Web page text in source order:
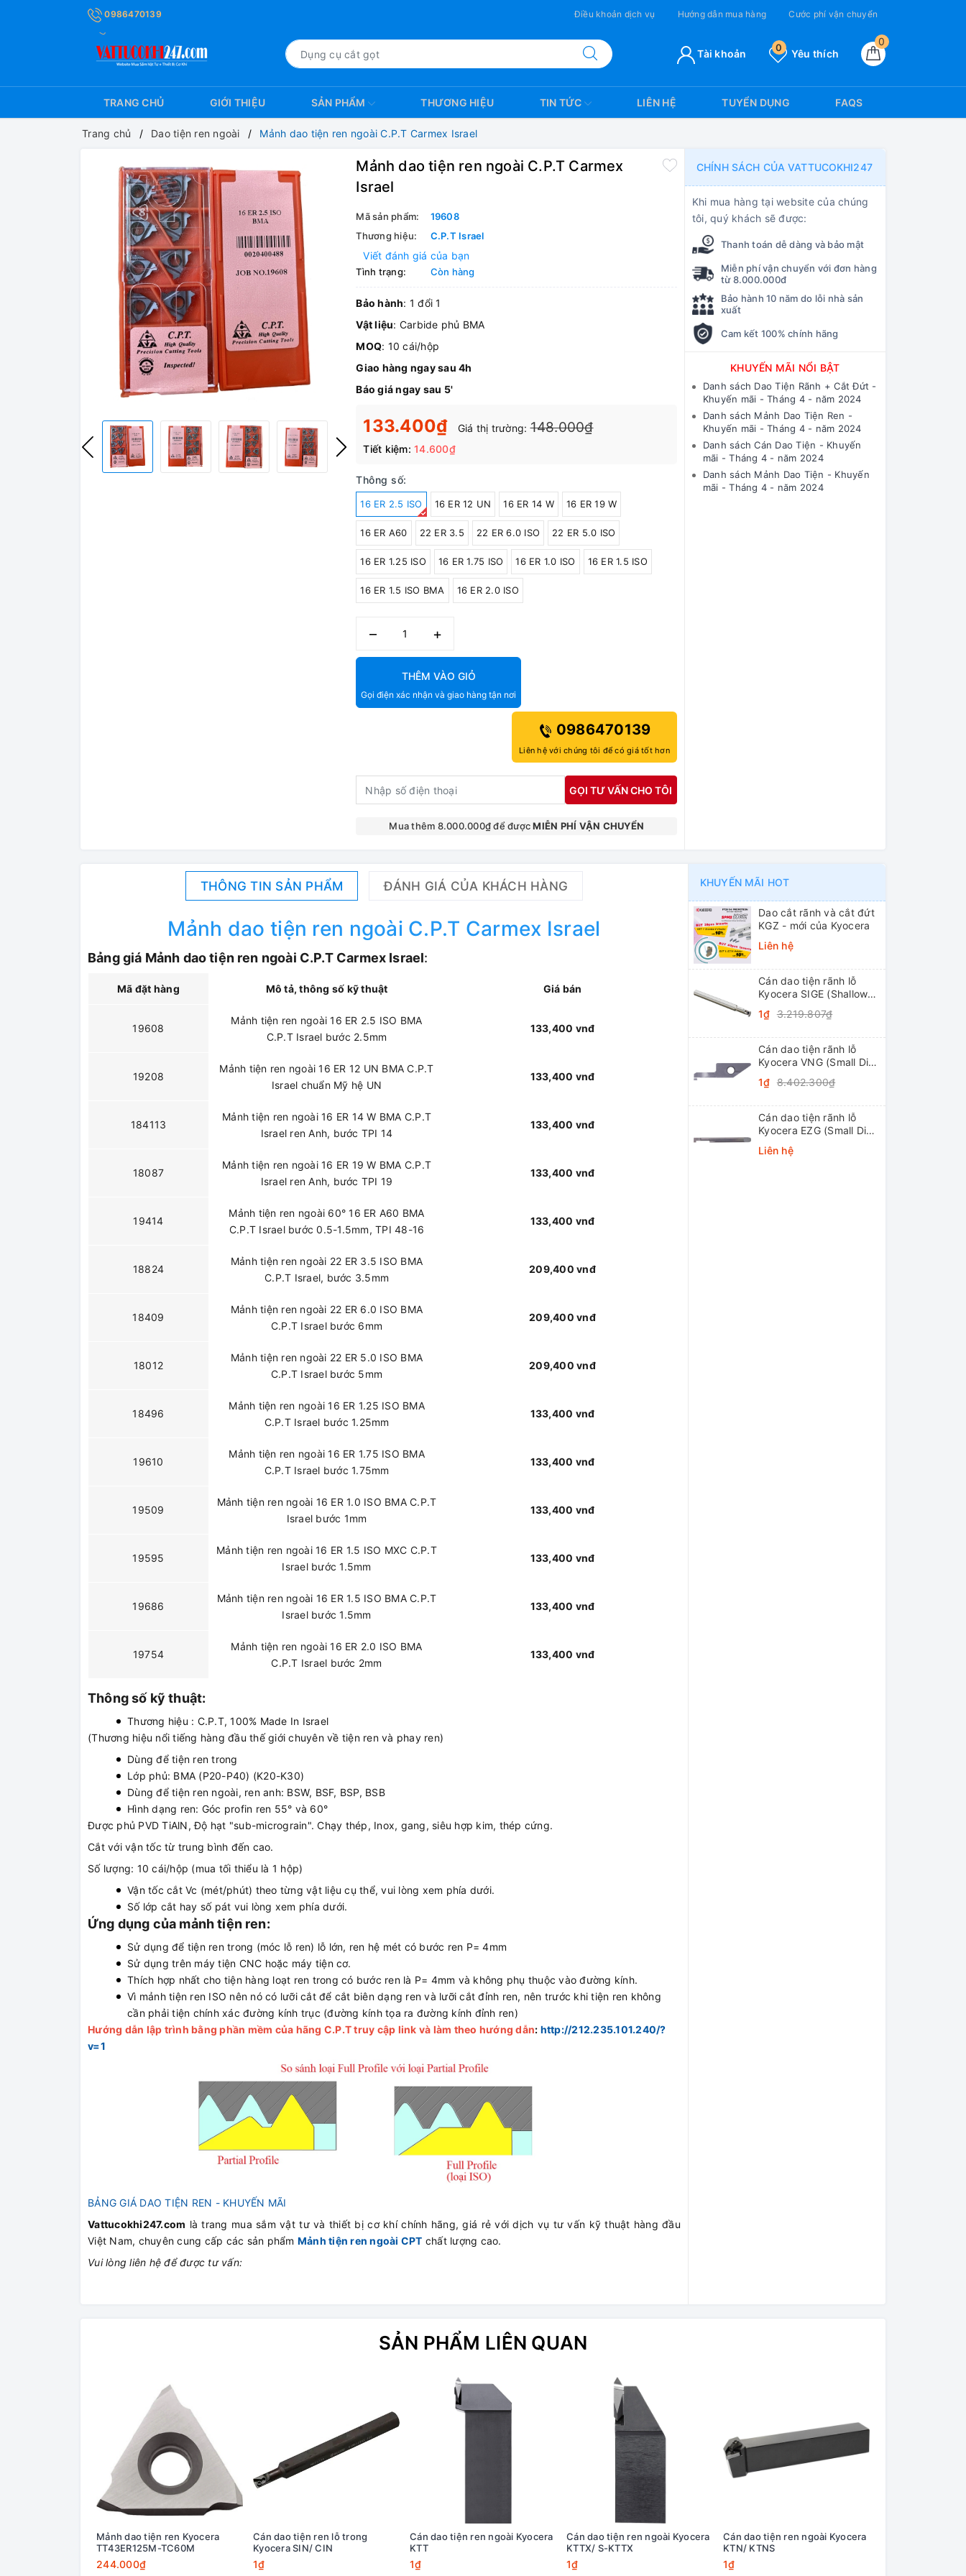
0986470139 Điều khoản dịch vụ Hướng dẫn mua hàng Cước phí vận chuyển
0
Yêu thích
0
Tài khoản
TRANG CHỦ GIỚI THIỆU SẢN PHẨM THƯƠNG HIỆU TIN TỨC LIÊN HỆ TUYỂN DỤNG FAQS
Trang chủ Dao tiện ren ngoài Mảnh dao tiện ren ngoài C.P.T Carmex Israel
Mảnh dao tiện ren ngoài C.P.T Carmex
Israel
Mã sản phẩm:
19608
Thương hiệu:
C.P.T Israel
Viết đánh giá của bạn
Tình trạng: Còn hàng
Bảo hành: 1 đổi 1
Vật liệu: Carbide phủ BMA
MOQ: 10 cái/hộp
Giao hàng ngay sau 4h
Báo giá ngay sau 5'
133.400₫ Giá thị trường:148.000₫
Tiết kiệm:14.600₫
Thông số:
16 ER 2.5 ISO 16 ER 12 UN 16 ER 14 W 16 ER 19 W
16 ER A60 22 ER 3.5 22 ER 6.0 ISO 22 ER 5.0 ISO
16 ER 1.25 ISO 16 ER 1.75 ISO 16 ER 1.0 ISO 16 ER 1.5 ISO
16 ER 1.5 ISO BMA 16 ER 2.0 ISO
– +
THÊM VÀO GIỎ
Gọi điện xác nhận và giao hàng tận nơi
0986470139
Liên hệ với chúng tôi để có giá tốt hơn
GỌI TƯ VẤN CHO TÔI
Mua thêm 8.000.000₫ để đượcMIỄN PHÍ VẬN CHUYỂN
CHÍNH SÁCH CỦA VATTUCOKHI247
Khi mua hàng tại website của chúng
tôi, quý khách sẽ được:
Thanh toán dễ dàng và bảo mật
Miễn phí vận chuyển với đơn hàng
từ 8.000.000đ
Bảo hành 10 năm do lỗi nhà sản
xuất
Cam kết 100% chính hãng
KHUYẾN MÃI NỔI BẬT
Danh sách Dao Tiện Rãnh + Cắt Đứt -
Khuyến mãi - Tháng 4 - năm 2024
Danh sách Mảnh Dao Tiện Ren -
Khuyến mãi - Tháng 4 - năm 2024
Danh sách Cán Dao Tiện - Khuyến
mãi - Tháng 4 - năm 2024
Danh sách Mảnh Dao Tiện - Khuyến
mãi - Tháng 4 - năm 2024
THÔNG TIN SẢN PHẨM ĐÁNH GIÁ CỦA KHÁCH HÀNG
Mảnh dao tiện ren ngoài C.P.T Carmex Israel
Bảng giá Mảnh dao tiện ren ngoài C.P.T Carmex Israel:
Mã đặt hàng Mô tả, thông số kỹ thuật Giá bán
19608
Mảnh tiện ren ngoài 16 ER 2.5 ISO BMA
C.P.T Israel bước 2.5mm
133,400 vnđ
19208
Mảnh tiện ren ngoài 16 ER 12 UN BMA C.P.T
Israel chuẩn Mỹ hệ UN
133,400 vnđ
184113
Mảnh tiện ren ngoài 16 ER 14 W BMA C.P.T
Israel ren Anh, bước TPI 14
133,400 vnđ
18087
Mảnh tiện ren ngoài 16 ER 19 W BMA C.P.T
Israel ren Anh, bước TPI 19
133,400 vnđ
19414
Mảnh tiện ren ngoài 60° 16 ER A60 BMA
C.P.T Israel bước 0.5-1.5mm, TPI 48-16
133,400 vnđ
18824
Mảnh tiện ren ngoài 22 ER 3.5 ISO BMA
C.P.T Israel, bước 3.5mm
209,400 vnđ
18409
Mảnh tiện ren ngoài 22 ER 6.0 ISO BMA
C.P.T Israel bước 6mm
209,400 vnđ
18012
Mảnh tiện ren ngoài 22 ER 5.0 ISO BMA
C.P.T Israel bước 5mm
209,400 vnđ
18496
Mảnh tiện ren ngoài 16 ER 1.25 ISO BMA
C.P.T Israel bước 1.25mm
133,400 vnđ
19610
Mảnh tiện ren ngoài 16 ER 1.75 ISO BMA
C.P.T Israel bước 1.75mm
133,400 vnđ
19509
Mảnh tiện ren ngoài 16 ER 1.0 ISO BMA C.P.T
Israel bước 1mm
133,400 vnđ
19595
Mảnh tiện ren ngoài 16 ER 1.5 ISO MXC C.P.T
Israel bước 1.5mm
133,400 vnđ
19686
Mảnh tiện ren ngoài 16 ER 1.5 ISO BMA C.P.T
Israel bước 1.5mm
133,400 vnđ
19754
Mảnh tiện ren ngoài 16 ER 2.0 ISO BMA
C.P.T Israel bước 2mm
133,400 vnđ
Thông số kỹ thuật:
Thương hiệu : C.P.T, 100% Made In Israel
(Thương hiệu nổi tiếng hàng đầu thế giới chuyên về tiện ren và phay ren)
Dùng để tiện ren trong
Lớp phủ: BMA (P20-P40) (K20-K30)
Dùng để tiện ren ngoài, ren anh: BSW, BSF, BSP, BSB
Hình dạng ren: Góc profin ren 55° và 60°
Được phủ PVD TiAlN, Độ hạt "sub-micrograin". Chạy thép, Inox, gang, siêu hợp kim, thép cứng.
Cắt với vận tốc từ trung bình đến cao.
Số lượng: 10 cái/hộp (mua tối thiểu là 1 hộp)
Vận tốc cắt Vc (mét/phút) theo từng vật liệu cụ thể, vui lòng xem phía dưới.
Số lớp cắt hay số pát vui lòng xem phía dưới.
Ứng dụng của mảnh tiện ren:
Sử dụng để tiện ren trong (móc lỗ ren) lỗ lớn, ren hệ mét có bước ren P= 4mm
Sử dụng trên máy tiện CNC hoặc máy tiện cơ.
Thích hợp nhất cho tiện hàng loạt ren trong có bước ren là P= 4mm và không phụ thuộc vào đường kính.
Vì mảnh tiện ren ISO nên nó có lưỡi cắt để cắt biên dạng ren và lưỡi cắt đỉnh ren, nên trước khi tiện ren không
cần phải tiện chính xác đường kính trục (đường kính tọa ra đường kính đỉnh ren)
Hướng dẫn lập trình bằng phần mềm của hãng C.P.T truy cập link và làm theo hướng dẫn: http://212.235.101.240/?
v=1
BẢNG GIÁ DAO TIỆN REN - KHUYẾN MÃI
Vattucokhi247.com là trang mua sắm vật tư và thiết bị cơ khí chính hãng, giá rẻ với dịch vụ tư vấn kỹ thuật hàng đầu
Việt Nam, chuyên cung cấp các sản phẩm Mảnh tiện ren ngoài CPT chất lượng cao.
Vui lòng liên hệ để được tư vấn:
KHUYẾN MÃI HOT
Dao cắt rãnh và cắt đứt
KGZ - mới của Kyocera
Liên hệ
Cán dao tiện rãnh lỗ
Kyocera SIGE (Shallow
1₫ 3.219.807₫
Cán dao tiện rãnh lỗ
Kyocera VNG (Small Dia.
System Tip-Bars)
1₫ 8.402.300₫
Cán dao tiện rãnh lỗ
Kyocera EZG (Small Dia.
Bars)
Liên hệ
SẢN PHẨM LIÊN QUAN
Mảnh dao tiện ren Kyocera
TT43ER125M-TC60M
244.000₫
Cán dao tiện ren lỗ trong
Kyocera SIN/ CIN
1₫
Cán dao tiện ren ngoài Kyocera
KTT
1₫
Cán dao tiện ren ngoài Kyocera
KTTX/ S-KTTX
1₫
Cán dao tiện ren ngoài Kyocera
KTN/ KTNS
1₫